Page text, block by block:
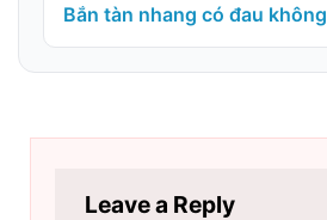
Bắn tàn nhang có đau không
Leave a Reply